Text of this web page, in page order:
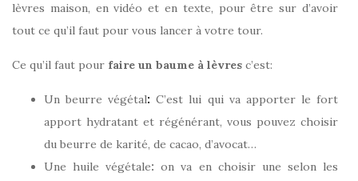
lèvres maison, en vidéo et en texte, pour être sur d’avoir
tout ce qu’il faut pour vous lancer à votre tour.
Ce qu’il faut pour faire un baume à lèvres c’est:
Un beurre végétal: C’est lui qui va apporter le fort
apport hydratant et régénérant, vous pouvez choisir
du beurre de karité, de cacao, d’avocat…
Une huile végétale: on va en choisir une selon les